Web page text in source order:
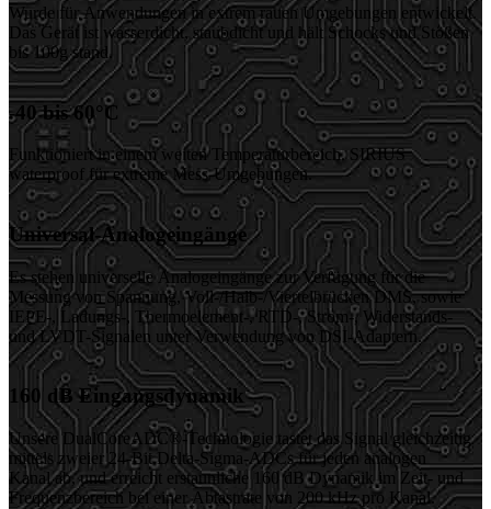
Wurde für Anwendungen in extrem rauen Umgebungen entwickelt.
Das Gerät ist wasserdicht, staubdicht und hält Schocks und Stößen
bis 100g stand.
-40 bis 60°C
Funktioniert in einem weiten Temperaturbereich. SIRIUS
waterproof für extreme Mess-Umgebungen.
Universal-Analogeingänge
Es stehen universelle Analogeingänge zur Verfügung für die
Messung von Spannung, Voll-/Halb-/Viertelbrücken DMS, sowie
IEPE-, Ladungs-, Thermoelement-, RTD-, Strom-, Widerstands-
und LVDT-Signalen unter Verwendung von DSI-Adaptern.
160 dB Eingangsdynamik
Unsere DualCoreADC®-Technologie tastet das Signal gleichzeitig
mittels zweier 24-Bit Delta-Sigma-ADCs für jeden analogen
Kanal ab, und erreicht erstaunliche 160 dB Dynamik im Zeit- und
Frequenzbereich bei einer Abtastrate von 200 kHz pro Kanal.